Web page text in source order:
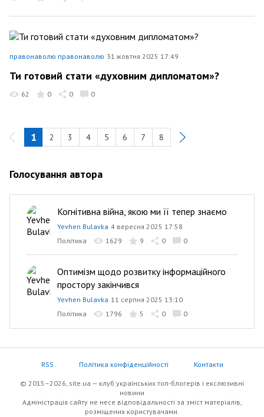
правонаволю правонаволю 31 жовтня 2025 17:49
Ти готовий стати «духовним дипломатом»?
62 0 0 0
1 2 3 4 5 6 7 8
Голосування автора
Когнітивна війна, якою ми її тепер знаємо
Yevhen Bulavka 4 вересня 2025 17:58
Політика
1629 9 0 0
Оптимізм щодо розвитку інформаційного
простору закінчився
Yevhen Bulavka 11 серпня 2025 13:10
Політика
1796 5 0 0
RSS Політика конфіденційності Контакти
© 2015–2026, site.ua — клуб українських топ-блогерів i екслюзивнi
новини
Адміністрація сайту не несе відповідальності за зміст матеріалів,
розміщених користувачами.